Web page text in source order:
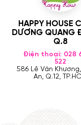
HAPPY HOUSE
DƯƠNG QUANG
Q.8
Điện thoại: 028
522
586 Lê Văn
An, Q.12,